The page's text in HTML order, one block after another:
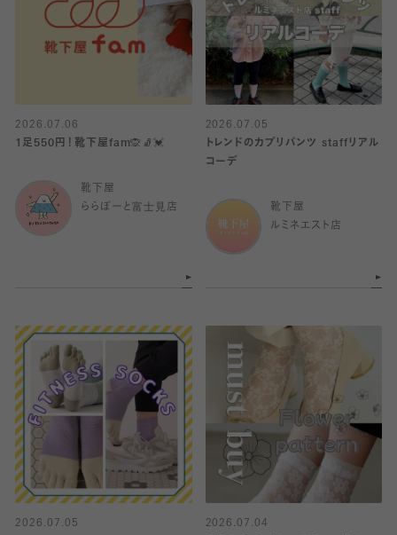
2026.07.06
1足550円！靴下屋fam🙊🧦💓
靴下屋
ららぽーと富士見店
2026.07.05
トレンドのカプリパンツ staffリアル
コーデ
靴下屋
ルミネエスト店
2026.07.05
2026.07.04